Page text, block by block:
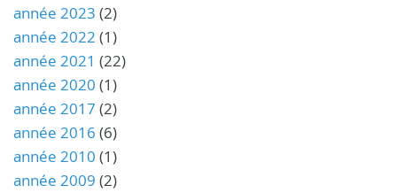
année 2023 (2)
année 2022 (1)
année 2021 (22)
année 2020 (1)
année 2017 (2)
année 2016 (6)
année 2010 (1)
année 2009 (2)